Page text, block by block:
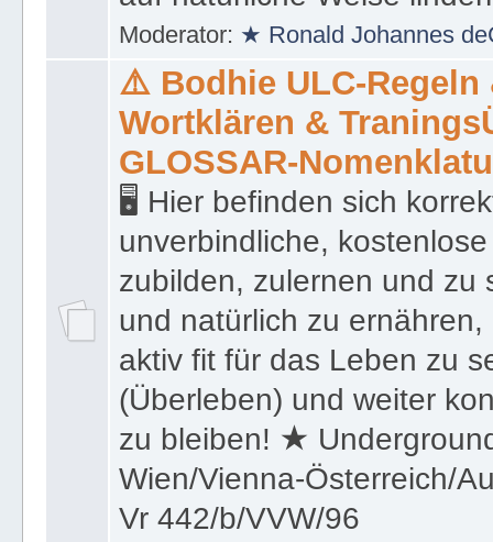
Moderator: ★ Ronald Johannes
⚠️ Bodhie ULC-Regeln
Wortklären &
GLOSSAR-
🖥 Hier befinden sich
unverbindliche,
zubilden, zulernen und zu
und natürlich zu
aktiv fit für das Leben zu
(Überleben) und weiter
zu bleiben! ★
Wien/Vienna-Österreich/
Vr 442/b/VVW/96